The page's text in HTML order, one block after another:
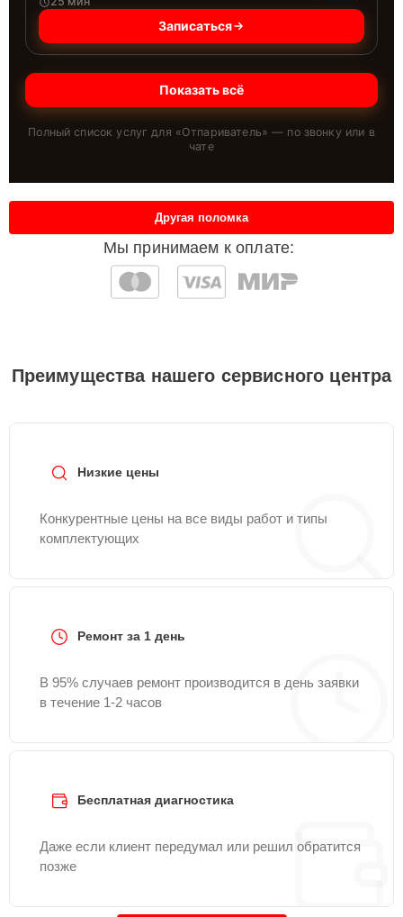
Записаться
Показать всё
Полный список услуг для «Отпариватель» — по звонку или в
чате
Мы принимаем к оплате:
Другая поломка
Преимущества нашего сервисного центра
Низкие цены
Конкурентные цены на все виды работ и типы
комплектующих
Ремонт за 1 день
В 95% случаев ремонт производится в день заявки
в течение 1-2 часов
Бесплатная диагностика
Даже если клиент передумал или решил обратится
позже